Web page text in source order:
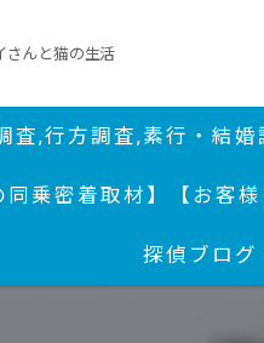
さんと猫の生活
査,行方調査,素行・結
同乗密着取材】 【お客
探偵ブログ